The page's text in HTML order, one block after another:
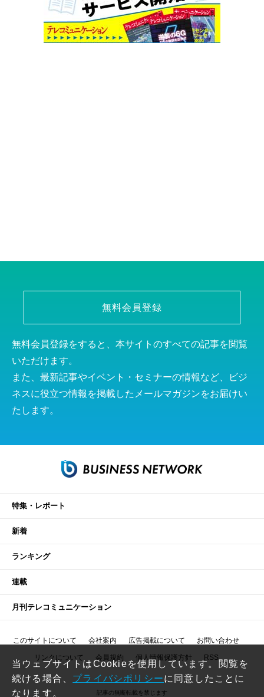
無料会員登録
無料会員登録をすると、本サイトのすべての記事を閲覧
いただけます。
また、最新記事やイベント・セミナーの情報など、ビジ
ネスに役立つ情報を掲載したメールマガジンをお届けい
たします。
特集・レポート
新着
ランキング
連載
月刊テレコミュニケーション
このサイトについて 会社案内 広告掲載について お問い合わせ
リンクについて 会員規約 個人情報保護方針 RSS
記事の無断転載を禁じます
当ウェブサイトはCookieを使用しています。閲覧を
続ける場合、 プライバシポリシーに同意したことに
なります。